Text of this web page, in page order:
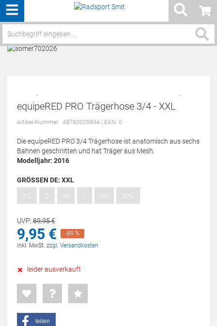
Menü
Service / Hilfe
equipeRED PRO Trägerhose 3/4 - XXL
Artikel-Nummer: 48760005904 | EAN: 0
Die equipeRED PRO 3/4 Trägerhose ist anatomisch aus sechs
Bahnen geschnitten und hat Träger aus Mesh.
Modelljahr: 2016
GRÖSSEN DE: XXL
XS
S M XL XXL
UVP: 89,95€
9,95 €
-89 %
inkl. MwSt. zzgl. Versandkosten
leider ausverkauft
teilen